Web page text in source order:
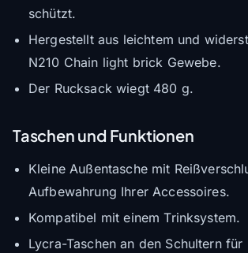
schützt.
Hergestellt aus leichtem und
N210 Chain light brick Gewebe.
Der Rucksack wiegt 480 g.
Taschen und Funktionen
Kleine Außentasche mit
Aufbewahrung Ihrer Accessoires.
Kompatibel mit einem Trinksystem.
Lycra-Taschen an den Schultern für